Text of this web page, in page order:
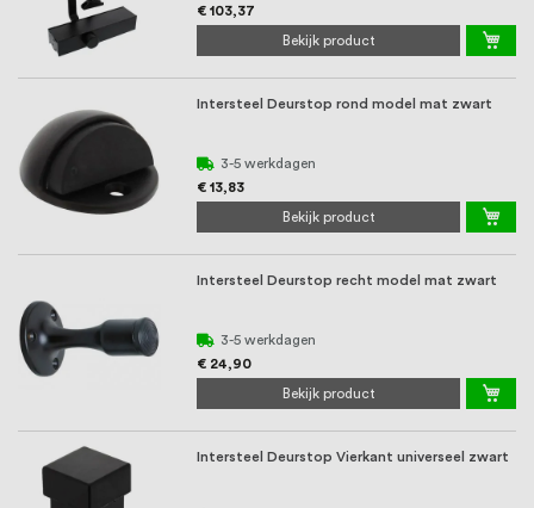
€ 103,37
Bekijk product
Intersteel Deurstop rond model mat zwart
3-5 werkdagen
€ 13,83
Bekijk product
Intersteel Deurstop recht model mat zwart
3-5 werkdagen
€ 24,90
Bekijk product
Intersteel Deurstop Vierkant universeel zwart